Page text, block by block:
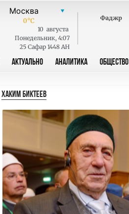
0°C
10 августа
Понедельник, 4:07
25 Сафар 1448 AH
Фаджр
АКТУАЛЬНО АНАЛИТИКА ОБЩЕСТВО
ХАКИМ БИКТЕЕВ